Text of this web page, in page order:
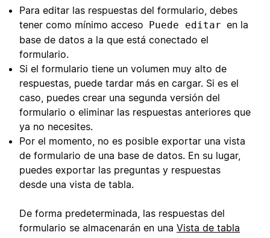
Para editar las respuestas del formulario, debes
tener como mínimo acceso
Puede editar en la
base de datos a la que está conectado el
formulario.
Si el formulario tiene un volumen muy alto de
respuestas, puede tardar más en cargar. Si es el
caso, puedes crear una segunda versión del
formulario o eliminar las respuestas anteriores que
ya no necesites.
Por el momento, no es posible exportar una vista
de formulario de una base de datos. En su lugar,
puedes exportar las preguntas y respuestas
desde una vista de tabla.
De forma predeterminada, las respuestas del
formulario se almacenarán en una Vista de tabla